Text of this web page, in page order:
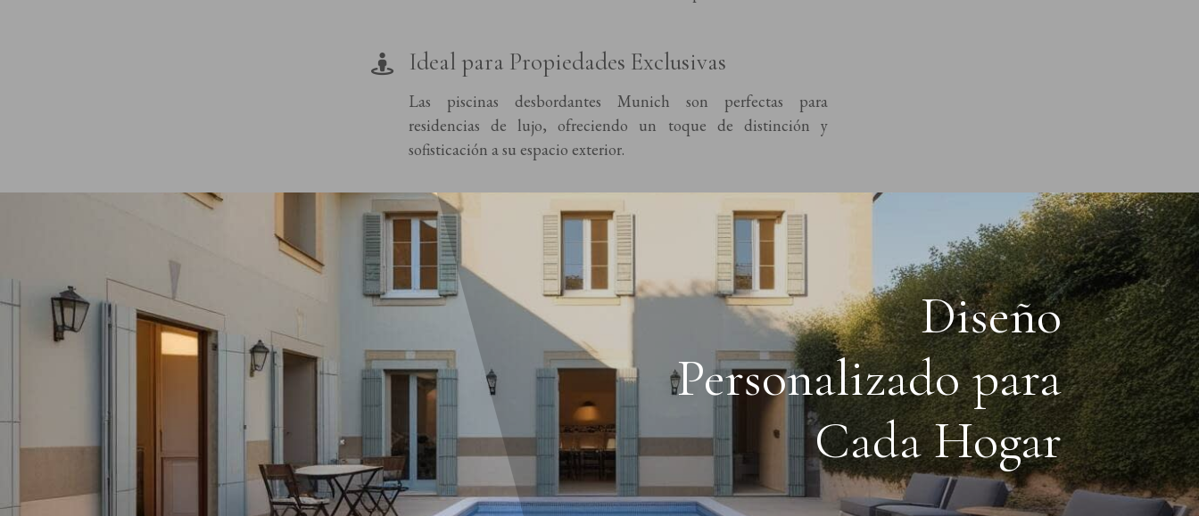
Ideal para Propiedades Exclusivas
Las piscinas desbordantes Munich son perfectas para
residencias de lujo, ofreciendo un toque de distinción y
sofisticación a su espacio exterior.
Diseño
Personalizado para
Cada Hogar